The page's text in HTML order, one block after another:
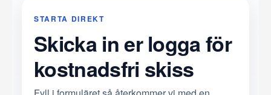
STARTA DIREKT
Skicka in er logga för
kostnadsfri skiss